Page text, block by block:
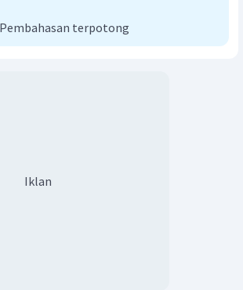
terpotong
Iklan